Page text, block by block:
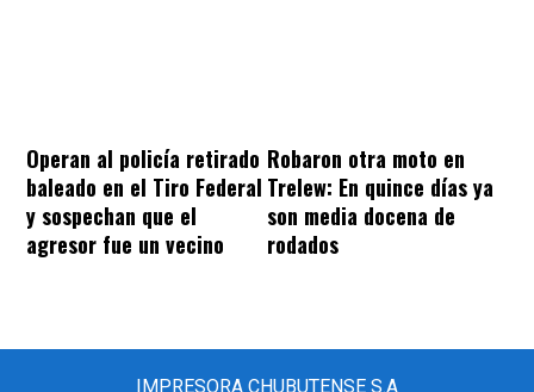
Operan al policía retirado
baleado en el Tiro Federal
y sospechan que el
agresor fue un vecino
Robaron otra moto en
Trelew: En quince días ya
son media docena de
rodados
IMPRESORA CHUBUTENSE S.A